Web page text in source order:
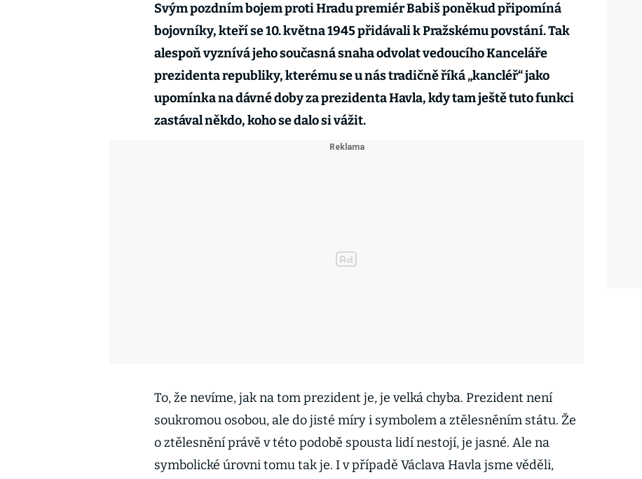
Svým pozdním bojem proti Hradu premiér Babiš poněkud připomíná
bojovníky, kteří se 10. května 1945 přidávali k Pražskému povstání. Tak
alespoň vyznívá jeho současná snaha odvolat vedoucího Kanceláře
prezidenta republiky, kterému se u nás tradičně říká „kancléř“ jako
upomínka na dávné doby za prezidenta Havla, kdy tam ještě tuto funkci
zastával někdo, koho se dalo si vážit.
To, že nevíme, jak na tom prezident je, je velká chyba. Prezident není
soukromou osobou, ale do jisté míry i symbolem a ztělesněním státu. Že
o ztělesnění právě v této podobě spousta lidí nestojí, je jasné. Ale na
symbolické úrovni tomu tak je. I v případě Václava Havla jsme věděli,